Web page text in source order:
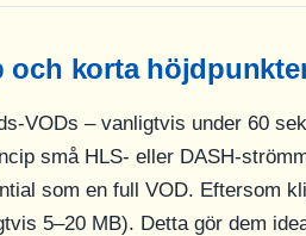
och korta
VODs – vanligtvis under 60
små HLS- eller DASH-
som en full VOD. Eftersom
5–20 MB). Detta gör dem